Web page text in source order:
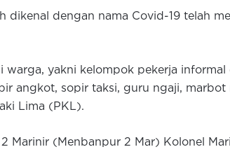
dikenal dengan nama Covid-19 telah
yakni kelompok pekerja informal
angkot, sopir taksi, guru ngaji, marbot
Lima (PKL).
Marinir (Menbanpur 2 Mar) Kolonel